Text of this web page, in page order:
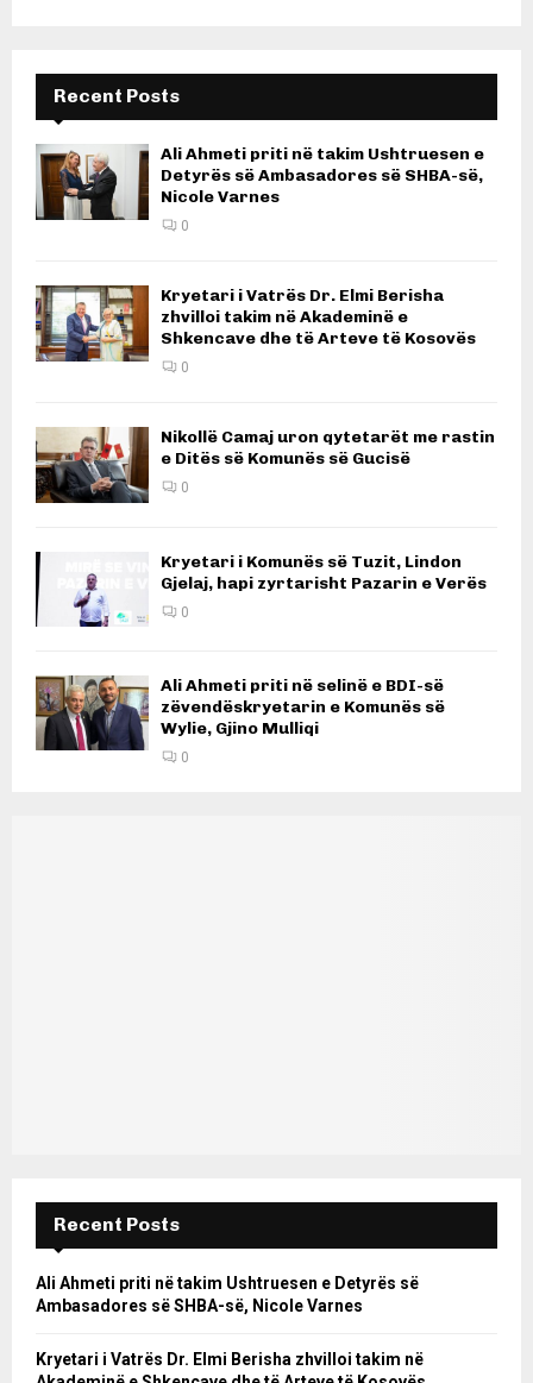
Recent Posts
Ali Ahmeti priti në takim Ushtruesen e
Detyrës së Ambasadores së SHBA-së,
Nicole Varnes
0
Kryetari i Vatrës Dr. Elmi Berisha
zhvilloi takim në Akademinë e
Shkencave dhe të Arteve të Kosovës
0
Nikollë Camaj uron qytetarët me rastin
e Ditës së Komunës së Gucisë
0
Kryetari i Komunës së Tuzit, Lindon
Gjelaj, hapi zyrtarisht Pazarin e Verës
0
Ali Ahmeti priti në selinë e BDI-së
zëvendëskryetarin e Komunës së
Wylie, Gjino Mulliqi
0
Recent Posts
Ali Ahmeti priti në takim Ushtruesen e Detyrës së
Ambasadores së SHBA-së, Nicole Varnes
Kryetari i Vatrës Dr. Elmi Berisha zhvilloi takim në